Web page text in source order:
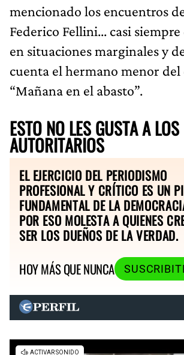
mencionado los encuentros
Federico Fellini... casi
en situaciones marginales y
cuenta el hermano menor del
“Mañana en el abasto”.
ESTO NO LES GUSTA A LOS
AUTORITARIOS
EL EJERCICIO DEL PERIODISMO
PROFESIONAL Y CRÍTICO ES UN
FUNDAMENTAL DE LA
POR ESO MOLESTA A QUIENES
SER LOS DUEÑOS DE LA VERDAD.
HOY MÁS QUE NUNCA